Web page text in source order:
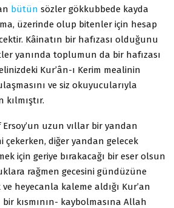
bütün sözler gökkubbede kayda
üzerinde olup bitenler için hesap
Kâinatın bir hafızası olduğunu
yanında toplumun da bir hafızası
Kur’ân-ı Kerim mealinin
ve siz okuyucularıyla
uzun vıllar bir yandan
çekerken, diğer yandan gelecek
için geriye bırakacağı bir eser olsun
rağmen gecesini gündüzüne
ve heyecanla kaleme aldığı Kur’an
kısmının- kaybolmasına Allah